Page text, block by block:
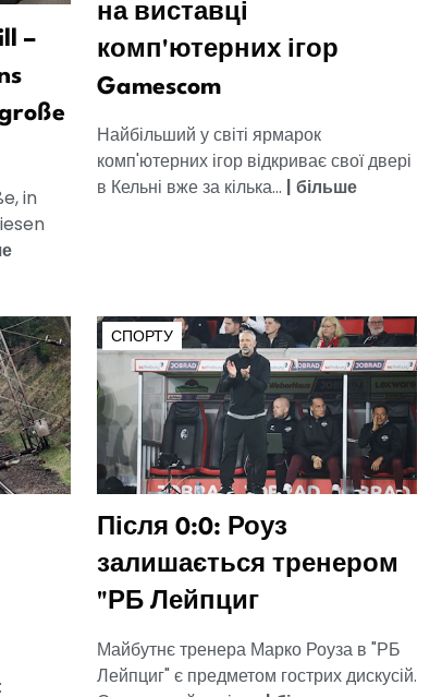
–
in
на виставці
комп'ютерних ігор
Gamescom
Найбільший у світі ярмарок
комп'ютерних ігор відкриває свої двері
в Кельні вже за кілька... | більше
СПОРТУ
Після 0:0: Роуз
залишається тренером
"РБ Лейпциг
Майбутнє тренера Марко Роуза в "РБ
Лейпциг" є предметом гострих дискусій.